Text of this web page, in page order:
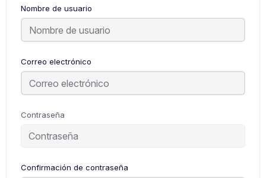
Nombre de usuario
Correo electrónico
Contraseña
Confirmación de contraseña